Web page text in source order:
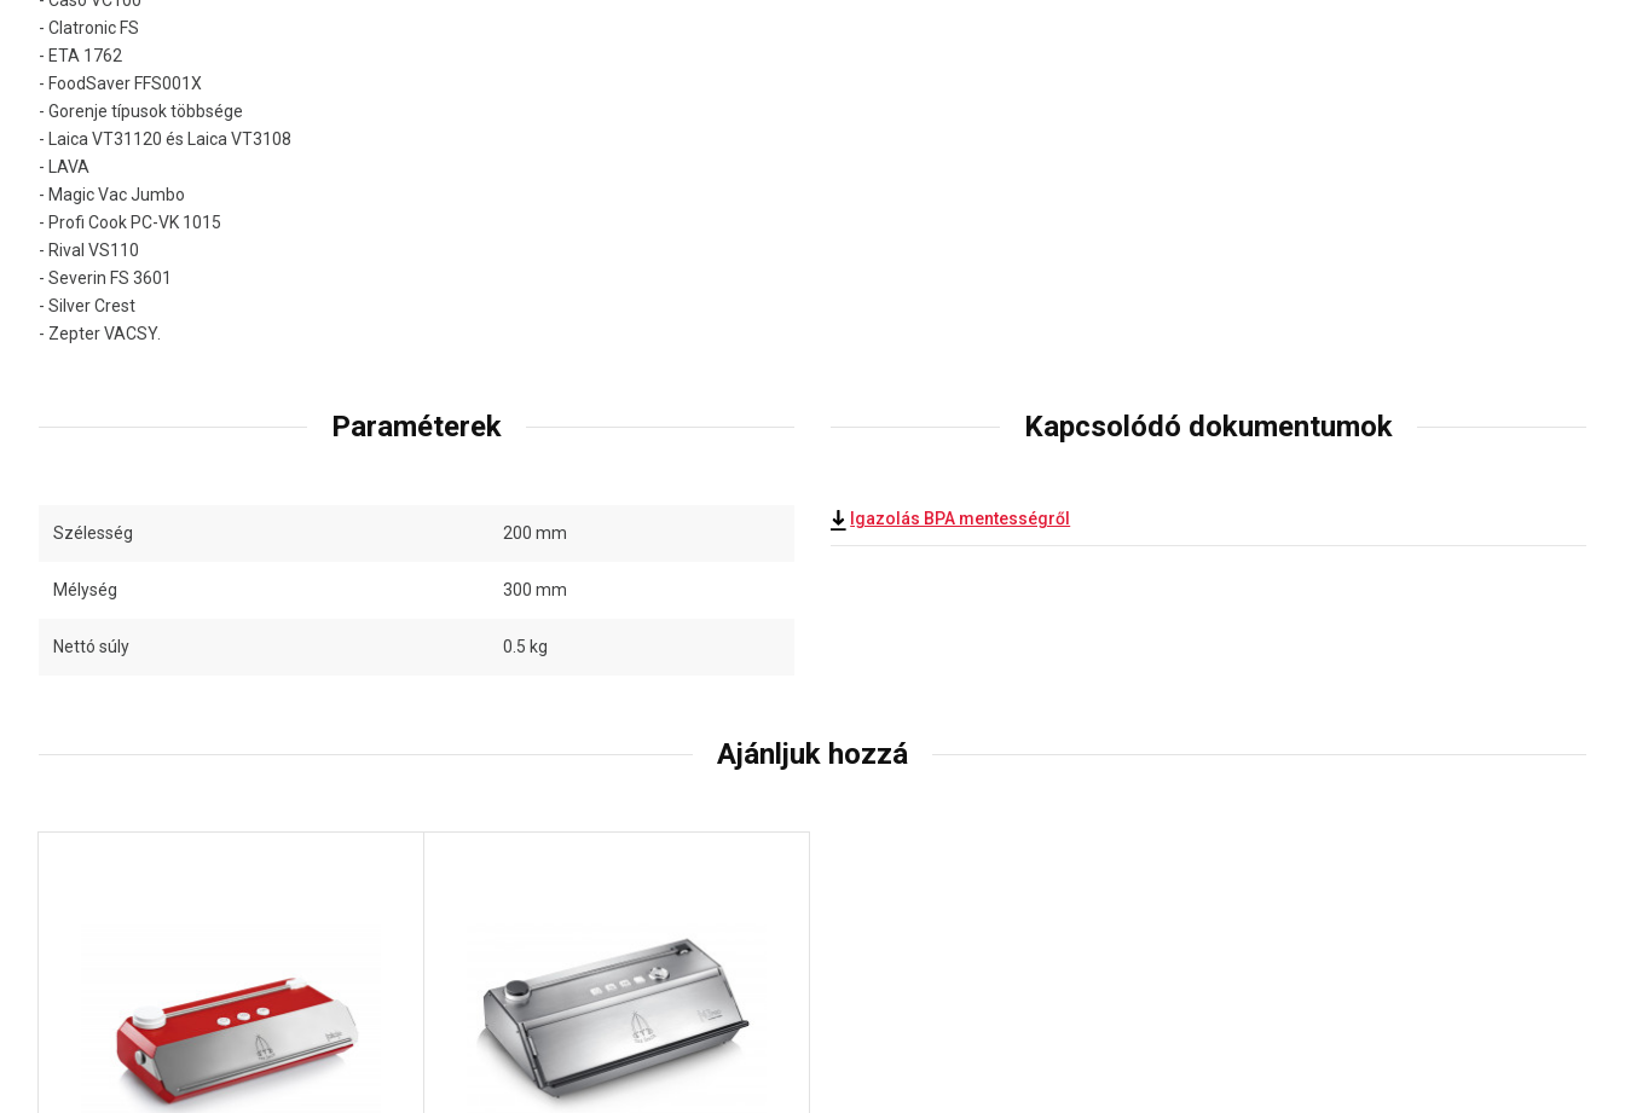
- Clatronic FS
- ETA 1762
- FoodSaver FFS001X
- Gorenje típusok többsége
- Laica VT31120 és Laica VT3108
- LAVA
- Magic Vac Jumbo
- Profi Cook PC-VK 1015
- Rival VS110
- Severin FS 3601
- Silver Crest
- Zepter VACSY.
Paraméterek
Szélesség 200 mm
Mélység 300 mm
Nettó súly 0.5 kg
Kapcsolódó dokumentumok
Igazolás BPA mentességről
Ajánljuk hozzá